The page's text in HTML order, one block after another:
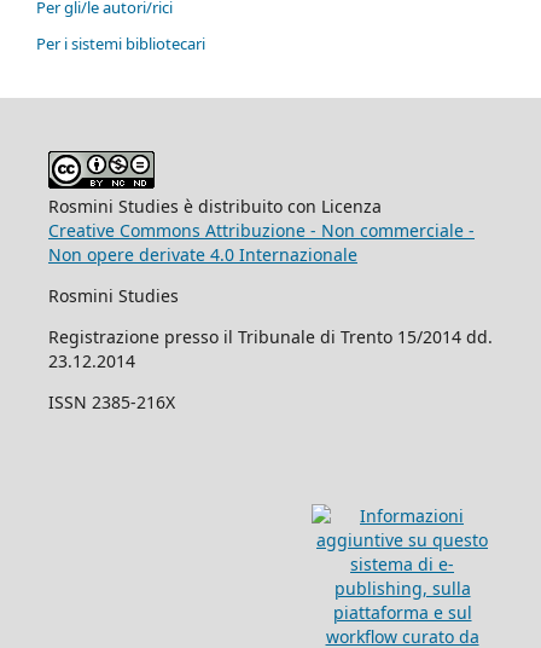
Per gli/le autori/rici
Per i sistemi bibliotecari
Rosmini Studies è distribuito con Licenza
Creative Commons Attribuzione - Non commerciale -
Non opere derivate 4.0 Internazionale
Rosmini Studies
Registrazione presso il Tribunale di Trento 15/2014 dd.
23.12.2014
ISSN 2385-216X